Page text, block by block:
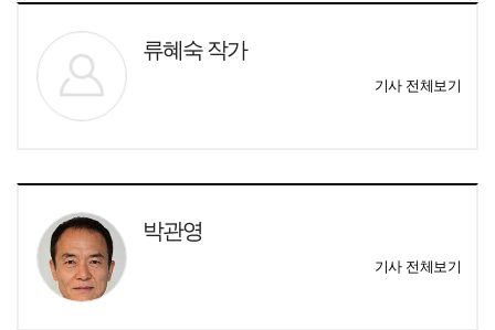
류혜숙 작가
기사 전체보기
박관영
기사 전체보기